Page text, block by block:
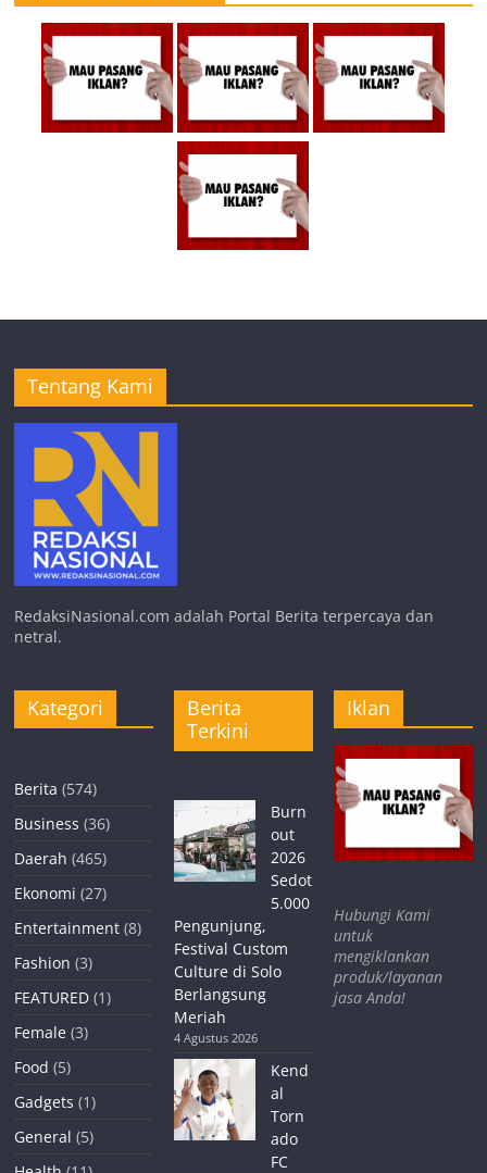
Tentang Kami
RedaksiNasional.com adalah Portal Berita terpercaya dan
netral.
Kategori
Berita (574)
Business (36)
Daerah (465)
Ekonomi (27)
Entertainment (8)
Fashion (3)
FEATURED (1)
Female (3)
Food (5)
Gadgets (1)
General (5)
Berita
Terkini
Burn
out
2026
Sedot
5.000
Pengunjung,
Festival Custom
Culture di Solo
Berlangsung
Meriah
4 Agustus 2026
Kend
al
Torn
ado
FC
Iklan
Hubungi Kami
untuk
mengiklankan
produk/layanan
jasa Anda!